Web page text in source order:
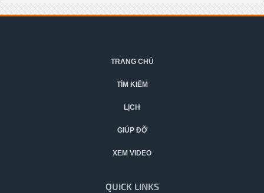
TRANG CHỦ
TÌM KIẾM
LỊCH
GIÚP ĐỠ
XEM VIDEO
QUICK LINKS